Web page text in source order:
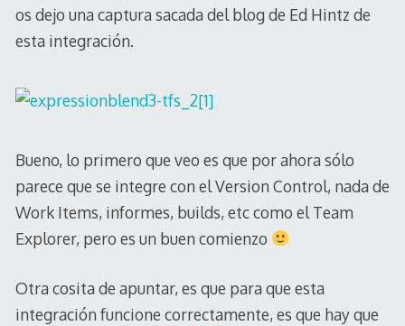
os dejo una captura sacada del blog de Ed Hintz de
esta integración.
Bueno, lo primero que veo es que por ahora sólo
parece que se integre con el Version Control, nada de
Work Items, informes, builds, etc como el Team
Explorer, pero es un buen comienzo
Otra cosita de apuntar, es que para que esta
integración funcione correctamente, es que hay que